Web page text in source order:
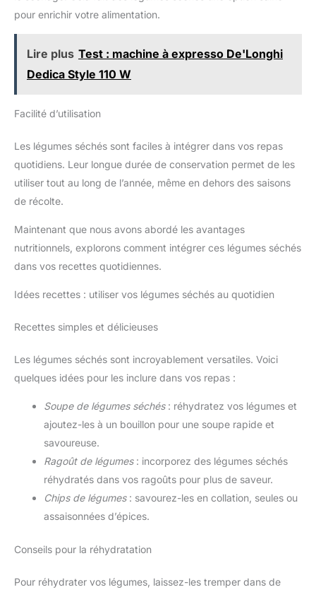
pour enrichir votre alimentation.
Lire plus Test : machine à expresso De'Longhi
Dedica Style 110 W
Facilité d’utilisation
Les légumes séchés sont faciles à intégrer dans vos repas
quotidiens. Leur longue durée de conservation permet de les
utiliser tout au long de l’année, même en dehors des saisons
de récolte.
Maintenant que nous avons abordé les avantages
nutritionnels, explorons comment intégrer ces légumes séchés
dans vos recettes quotidiennes.
Idées recettes : utiliser vos légumes séchés au quotidien
Recettes simples et délicieuses
Les légumes séchés sont incroyablement versatiles. Voici
quelques idées pour les inclure dans vos repas :
Soupe de légumes séchés: réhydratez vos légumes et
ajoutez-les à un bouillon pour une soupe rapide et
savoureuse.
Ragoût de légumes: incorporez des légumes séchés
réhydratés dans vos ragoûts pour plus de saveur.
Chips de légumes: savourez-les en collation, seules ou
assaisonnées d’épices.
Conseils pour la réhydratation
Pour réhydrater vos légumes, laissez-les tremper dans de